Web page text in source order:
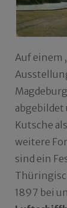
Auf einem
abgebildet
Kutsche
weitere
sind ein
1897 bei